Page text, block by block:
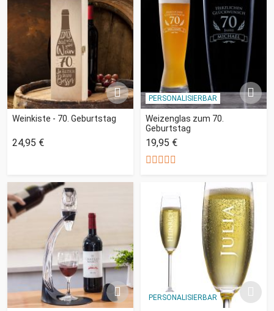
Weinkiste - 70. Geburtstag
24,95 €
PERSONALISIERBAR
Weizenglas zum 70.
Geburtstag
19,95 €
PERSONALISIERBAR